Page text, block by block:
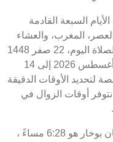
السبعة القادمة
المغرب، والعشاء
في أنجان بوخار متاحة للاطلاع. أوقات الصلاة اليوم، 22 صفر 1448
، وبرنامج الأيام السبعة القادمة، من 07 أغسطس 2026 إلى 14
لتحديد الأوقات الدقيقة
أوقات الزوال في
موعد غروب الشمس أو الإفطار في أنجان بوخار هو 6:28 مساءً ،